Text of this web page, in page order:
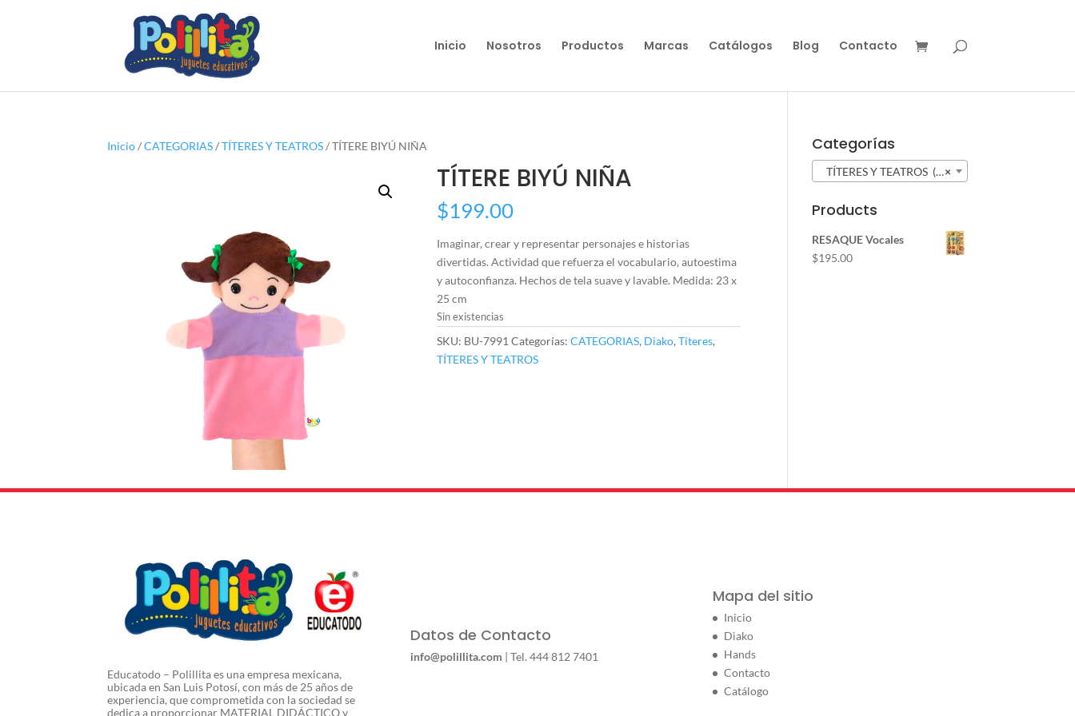
Inicio Nosotros Productos Marcas Catálogos Blog Contacto
Inicio/CATEGORIAS/TÍTERES Y TEATROS/ TÍTERE BIYÚ NIÑA
TÍTERE BIYÚ NIÑA
$199.00
Imaginar, crear y representar personajes e historias
divertidas. Actividad que refuerza el vocabulario, autoestima
y autoconfianza. Hechos de tela suave y lavable. Medida: 23 x
25 cm
Sin existencias
SKU: BU-7991 Categorías:CATEGORIAS, Diako,Títeres,
TÍTERES Y TEATROS
Categorías
×
TÍTERES Y TEATROS (17)
Products
RESAQUE Vocales
$195.00
Educatodo – Polillita es una empresa mexicana,
ubicada en San Luis Potosí, con más de 25 años de
experiencia, que comprometida con la sociedad se
dedica a proporcionar MATERIAL DIDÁCTICO y
Datos de Contacto
info@polillita.com | Tel. 444 812 7401
Mapa del sitio
Inicio
Diako
Hands
Contacto
Catálogo